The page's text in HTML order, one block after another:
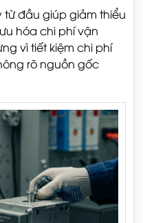
từ đầu giúp giảm thiểu
hóa chi phí vận
vì tiết kiệm chi phí
rõ nguồn gốc